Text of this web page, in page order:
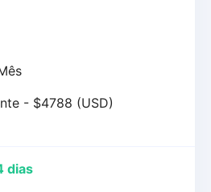
- $4788 (USD)
dias